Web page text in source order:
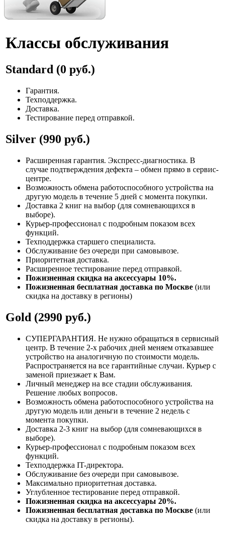
Классы обслуживания
Standard (0 руб.)
Гарантия.
Техподдержка.
Доставка.
Тестирование перед отправкой.
Silver (990 руб.)
Расширенная гарантия. Экспресс-диагностика. В
случае подтверждения дефекта – обмен прямо в сервис-
центре.
Возможность обмена работоспособного устройства на
другую модель в течение 5 дней с момента покупки.
Доставка 2 книг на выбор (для сомневающихся в
выборе).
Курьер-профессионал с подробным показом всех
функций.
Техподдержка старшего специалиста.
Обслуживание без очереди при самовывозе.
Приоритетная доставка.
Расширенное тестирование перед отправкой.
Пожизненная скидка на аксессуары 10%.
Пожизненная бесплатная доставка по Москве (или
скидка на доставку в регионы)
Gold (2990 руб.)
СУПЕРГАРАНТИЯ. Не нужно обращаться в сервисный
центр. В течение 2-х рабочих дней меняем отказавшее
устройство на аналогичную по стоимости модель.
Распространяется на все гарантийные случаи. Курьер с
заменой приезжает к Вам.
Личный менеджер на все стадии обслуживания.
Решение любых вопросов.
Возможность обмена работоспособного устройства на
другую модель или деньги в течение 2 недель с
момента покупки.
Доставка 2-3 книг на выбор (для сомневающихся в
выборе).
Курьер-профессионал с подробным показом всех
функций.
Техподдержка IT-директора.
Обслуживание без очереди при самовывозе.
Максимально приоритетная доставка.
Углубленное тестирование перед отправкой.
Пожизненная скидка на аксессуары 20%.
Пожизненная бесплатная доставка по Москве (или
скидка на доставку в регионы).